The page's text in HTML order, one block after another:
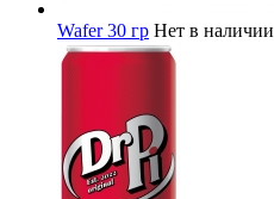
Wafer 30 гр Нет в наличии